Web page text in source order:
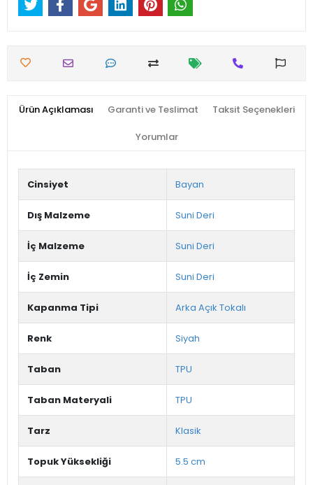
Ürün Açıklaması Garanti ve Teslimat Taksit Seçenekleri
Yorumlar
Cinsiyet Bayan
Dış Malzeme Suni Deri
İç Malzeme Suni Deri
İç Zemin Suni Deri
Kapanma Tipi Arka Açık Tokalı
Renk Siyah
Taban TPU
Taban Materyali TPU
Tarz Klasik
Topuk Yüksekliği 5.5 cm